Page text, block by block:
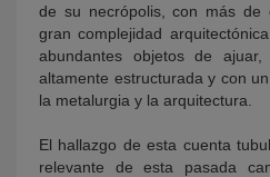
de su necrópolis, con más de
gran complejidad
abundantes objetos de ajuar,
altamente estructurada y con
la metalurgia y la arquitectura.
El hallazgo de esta cuenta
relevante de esta pasada